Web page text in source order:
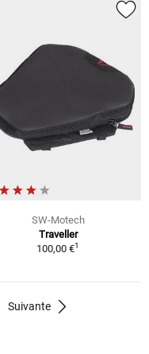
SW-Motech
Traveller
100,00 €1
Suivante